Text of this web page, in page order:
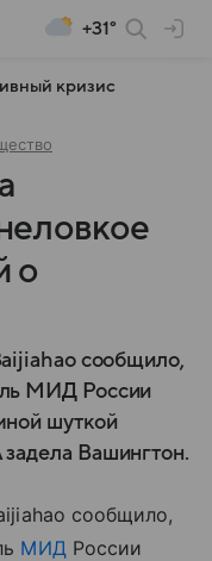
+31°
кризис
о
сообщило,
МИД России
шуткой
Вашингтон.
сообщило,
МИДРоссии